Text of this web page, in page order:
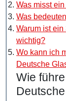
Was misst
Was
Warum ist
wichtig?
Wo kann ich
Deutsche
Wie